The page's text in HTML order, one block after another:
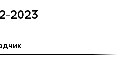
2023